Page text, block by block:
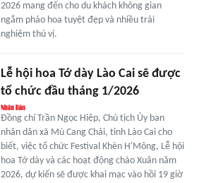
2026 mang đến cho du khách không gian
ngắm pháo hoa tuyệt đẹp và nhiều trải
nghiệm thú vị.
Lễ hội hoa Tớ dày Lào Cai sẽ được
tổ chức đầu tháng 1/2026
Đồng chí Trần Ngọc Hiệp, Chủ tịch Ủy ban
nhân dân xã Mù Cang Chải, tỉnh Lào Cai cho
biết, việc tổ chức Festival Khèn H'Mông, Lễ hội
hoa Tớ dày và các hoạt động chào Xuân năm
2026, dự kiến sẽ được khai mạc vào hồi 19 giờ